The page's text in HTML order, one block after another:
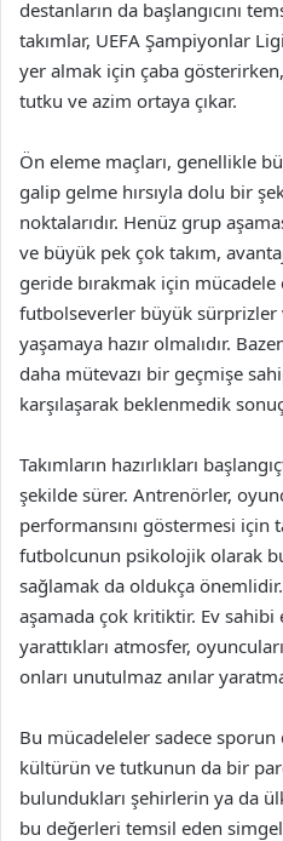
destanların da başlangıcını
takımlar, UEFA Şampiyonlar
yer almak için çaba
tutku ve azim ortaya çıkar.
Ön eleme maçları, genellikle
galip gelme hırsıyla dolu bir
noktalarıdır. Henüz grup
ve büyük pek çok takım,
geride bırakmak için mücadele
futbolseverler büyük sürprizler
yaşamaya hazır olmalıdır.
daha mütevazı bir geçmişe
karşılaşarak beklenmedik
Takımların hazırlıkları
şekilde sürer. Antrenörler,
performansını göstermesi
futbolcunun psikolojik olarak bu
sağlamak da oldukça
aşamada çok kritiktir. Ev
yarattıkları atmosfer,
onları unutulmaz anılar
Bu mücadeleler sadece sporun
kültürün ve tutkunun da bir
bulundukları şehirlerin ya da
bu değerleri temsil eden